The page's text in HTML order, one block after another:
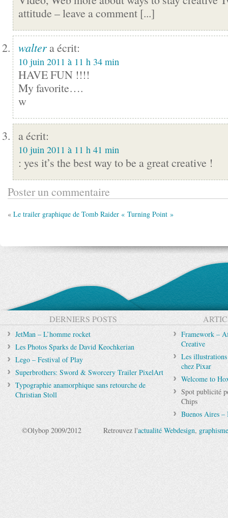
attitude – leave a comment [...]
walter a écrit:
10 juin 2011 à 11 h 34 min
HAVE FUN !!!!
My favorite….
w
a écrit:
10 juin 2011 à 11 h 41 min
: yes it’s the best way to be a great creative !
Poster un commentaire
« Le trailer graphique de Tomb Raider « Turning Point »
DERNIERS POSTS
JetMan – L’homme rocket
Les Photos Sparks de David Keochkerian
Lego – Festival of Play
Superbrothers: Sword & Sworcery Trailer PixelArt
Typographie anamorphique sans retourche de
Christian Stoll
Framework –
Creative
Les
chez Pixar
Welcome to
Spot publicité
Chips
Buenos Aires
©Olybop 2009/2012
Retrouvez l'actualité Webdesign, graphisme